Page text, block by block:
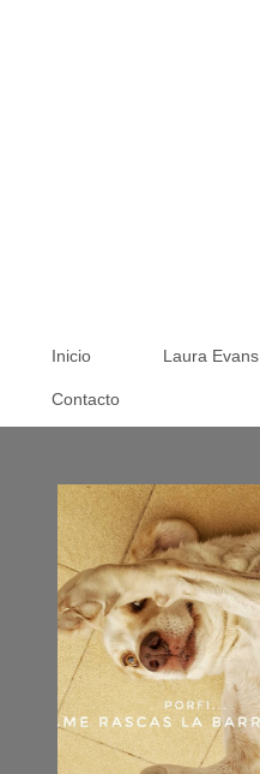
Inicio Laura Evans
Contacto